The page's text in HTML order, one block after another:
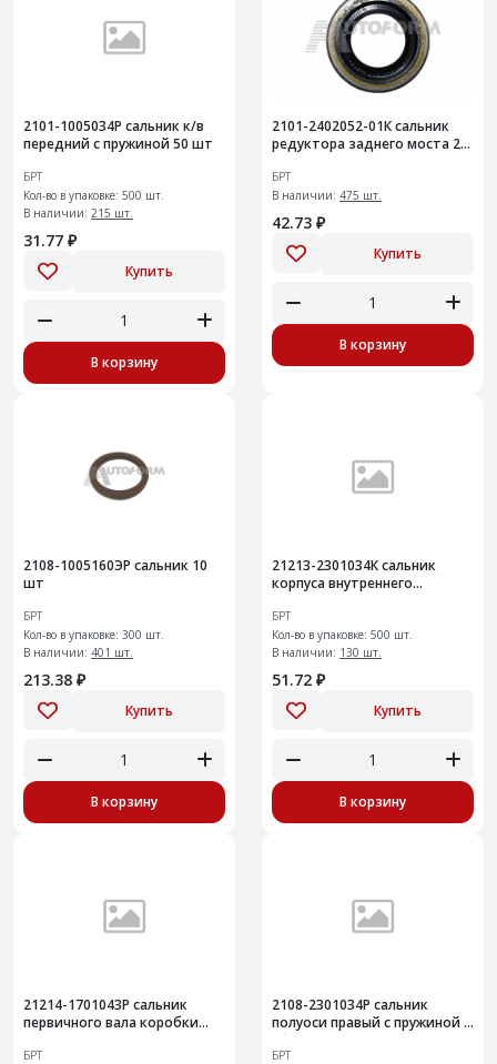
2101-1005034Р сальник к/в
передний с пружиной 50 шт
БРТ
Кол-во в упаковке: 500 шт.
В наличии: 215 шт.
31.77 ₽
Купить
В корзину
2101-2402052-01К сальник
редуктора заднего моста 20
БРТ
В наличии: 475 шт.
42.73 ₽
Купить
В корзину
2108-1005160ЭР сальник 10
шт
БРТ
Кол-во в упаковке: 300 шт.
В наличии: 401 шт.
213.38 ₽
Купить
В корзину
21213-2301034К сальник
корпуса внутреннего
БРТ
Кол-во в упаковке: 500 шт.
В наличии: 130 шт.
51.72 ₽
Купить
В корзину
21214-1701043Р сальник
первичного вала коробки
БРТ
2108-2301034Р сальник
полуоси правый с пружиной в
сборе
БРТ